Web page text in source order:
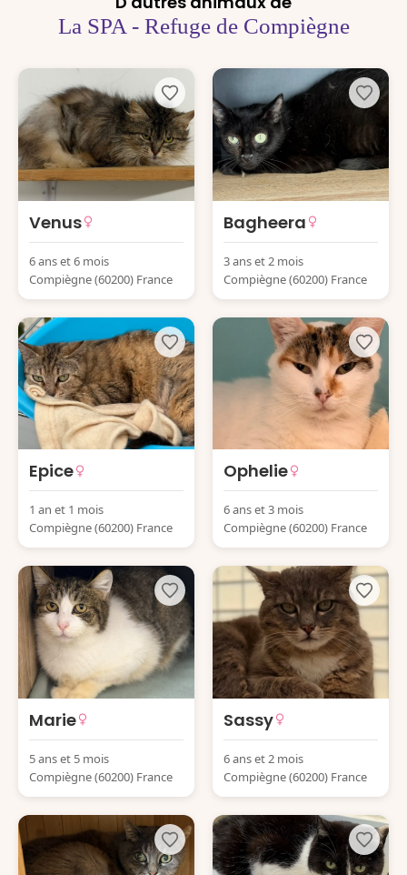
La SPA - Refuge de Compiègne
Venus
6 ans et 6 mois
Compiègne (60200) France
Bagheera
3 ans et 2 mois
Compiègne (60200) France
Epice
1 an et 1 mois
Compiègne (60200) France
Ophelie
6 ans et 3 mois
Compiègne (60200) France
Marie
5 ans et 5 mois
Compiègne (60200) France
Sassy
6 ans et 2 mois
Compiègne (60200) France